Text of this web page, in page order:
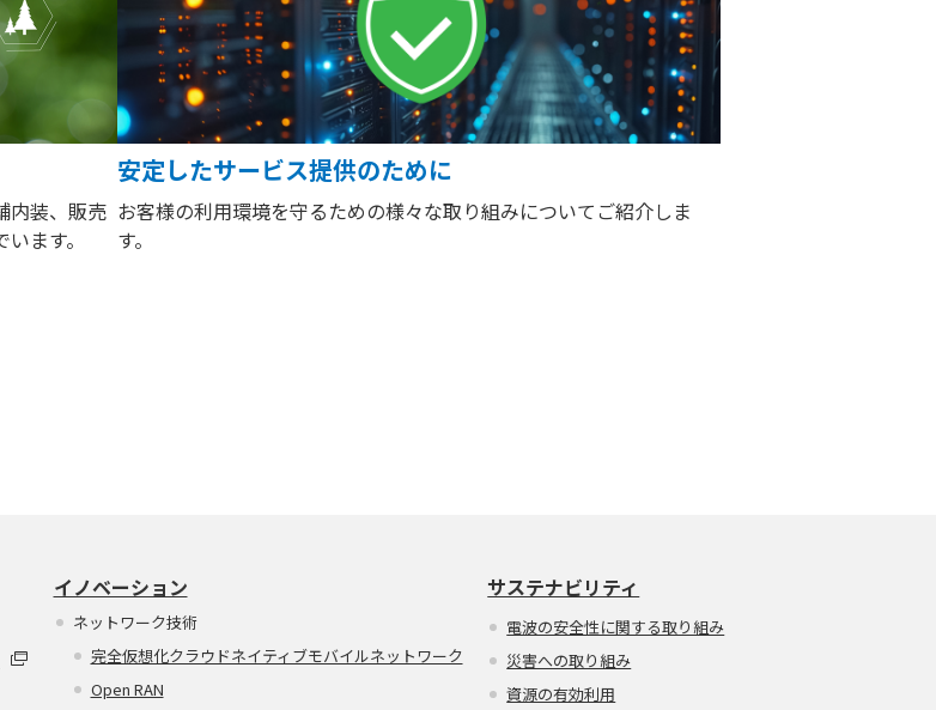
内装、販売
ます。
安定したサービス提供のために
お客様の利用環境を守るための様々な取り組みについてご紹介しま
す。
イノベーション
ネットワーク技術
完全仮想化クラウドネイティブモバイルネットワーク
Open RAN
サステナビリティ
電波の安全性に関する取り組み
災害への取り組み
資源の有効利用